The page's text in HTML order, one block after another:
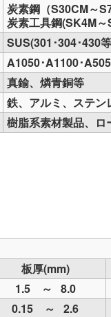
炭素鋼（S30CM～
炭素工具鋼(SK4M
SUS(301･304･430
A1050･A1100･
真鍮、燐青銅等
鉄、アルミ、ステ
樹脂系素材製品、ロ
板厚(mm)
1.5 ～ 8.0
0.15 ～ 2.6